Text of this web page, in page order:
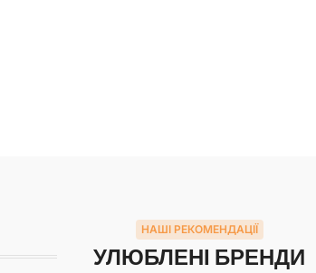
НАШІ РЕКОМЕНДАЦІЇ
УЛЮБЛЕНІ БРЕНДИ